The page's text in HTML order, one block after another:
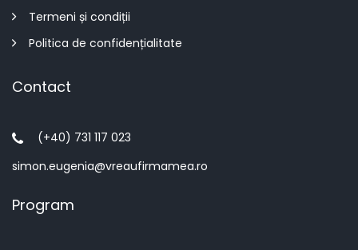
Termeni și condiții
Politica de confidențialitate
Contact
(+40) 731 117 023
simon.eugenia@vreaufirmamea.ro
Program